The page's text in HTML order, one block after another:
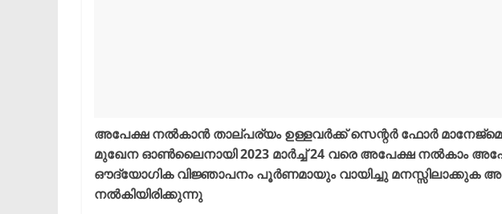
അപേക്ഷ നൽകാൻ താല്പര്യം ഉള്ളവർക്ക് സെന്റർ ഫോർ
മുഖേന ഓൺലൈനായി 2023 മാർച്ച് 24 വരെ അപേക്ഷ നൽകാം
ഔദ്യോഗിക വിജ്ഞാപനം പൂർണമായും വായിച്ചു മനസ്സിലാക്കുക
നൽകിയിരിക്കുന്നു